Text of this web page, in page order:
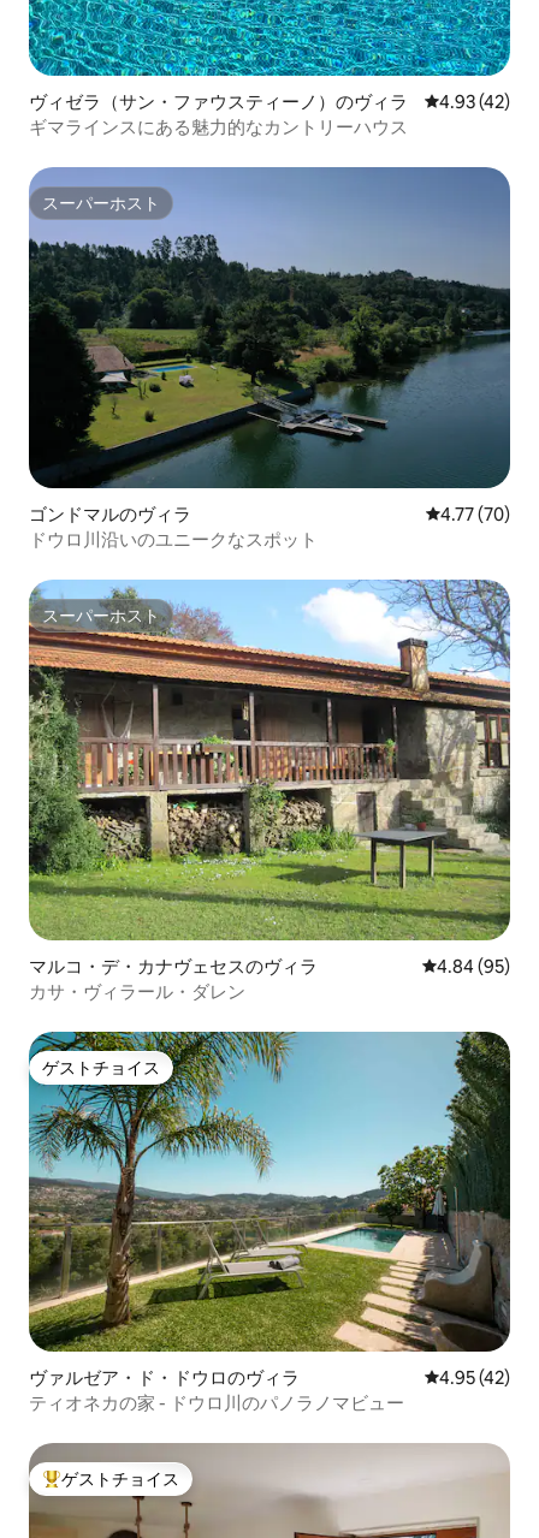
ヴィゼラ（サン・ファウスティーノ）のヴィラ レビュー42
4.93 (42)
ギマラインスにある魅力的なカントリーハウス
スーパーホスト
スーパーホスト
ゴンドマルのヴィラ レビュー70
4.77 (70)
ドウロ川沿いのユニークなスポット
スーパーホスト
スーパーホスト
マルコ・デ・カナヴェセスのヴィラ レビュー95
4.84 (95)
カサ・ヴィラール・ダレン
ゲストチョイス
ゲストチョイス
ヴァルゼア・ド・ドウロのヴィラ レビュー42
4.95 (42)
ティオネカの家 - ドウロ川のパノラノマビュー
大好評のゲストチョイスです。
ゲストチョイス